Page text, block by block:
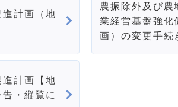
計画（地
農振除外及び農
業経営基盤強化
画）の変更手続
計画【地
・縦覧に